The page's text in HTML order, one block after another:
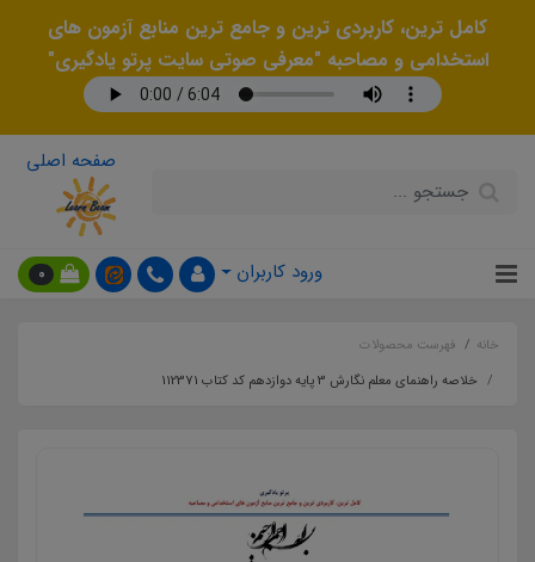
کامل ترین، کاربردی ترین و جامع ترین منابع آزمون های
استخدامی و مصاحبه "معرفی صوتی سایت پرتو یادگیری"
صفحه اصلی
ورود کاربران 0
خانه
فهرست محصولات
خلاصه راهنمای معلم نگارش 3 پایه دوازدهم کد کتاب 112371